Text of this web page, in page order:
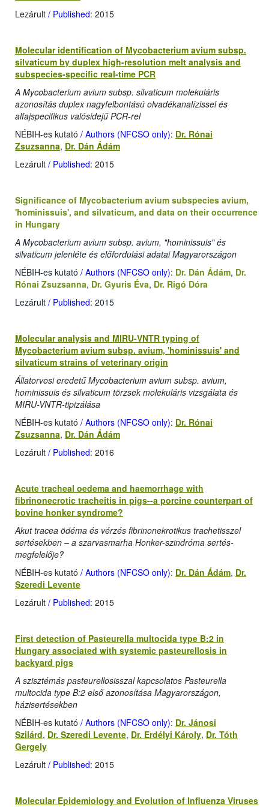
Lezárult / Published: 2015
Molecular identification of Mycobacterium avium subsp.
silvaticum by duplex high-resolution melt analysis and
subspecies-specific real-time PCR
A Mycobacterium avium subsp. silvaticum molekuláris
azonosítás duplex nagyfelbontású olvadékanalízissel és
alfajspecifikus valósidejű PCR-rel
NÉBIH-es kutató / Authors (NFCSO only): Dr. Rónai
Zsuzsanna, Dr. Dán Ádám
Lezárult / Published: 2015
Significance of Mycobacterium avium subspecies avium,
'hominissuis', and silvaticum, and data on their occurrence
in Hungary
A Mycobacterium avium subsp. avium, "hominissuis" és
silvaticum jelenléte és előfordulási adatai Magyarországon
NÉBIH-es kutató / Authors (NFCSO only): Dr. Dán Ádám, Dr.
Rónai Zsuzsanna, Dr. Gyuris Éva, Dr. Rigó Dóra
Lezárult / Published: 2015
Molecular analysis and MIRU-VNTR typing of
Mycobacterium avium subsp. avium, 'hominissuis' and
silvaticum strains of veterinary origin
Állatorvosi eredetű Mycobacterium avium subsp. avium,
hominissuis és silvaticum törzsek molekuláris vizsgálata és
MIRU-VNTR-tipizálása
NÉBIH-es kutató / Authors (NFCSO only): Dr. Rónai
Zsuzsanna, Dr. Dán Ádám
Lezárult / Published: 2016
Acute tracheal oedema and haemorrhage with
fibrinonecrotic tracheitis in pigs--a porcine counterpart of
bovine honker syndrome?
Akut tracea ödéma és vérzés fibrinonekrotikus trachetisszel
sertésekben – a szarvasmarha Honker-szindróma sertés-
megfelelője?
NÉBIH-es kutató / Authors (NFCSO only): Dr. Dán Ádám, Dr.
Szeredi Levente
Lezárult / Published: 2015
First detection of Pasteurella multocida type B:2 in
Hungary associated with systemic pasteurellosis in
backyard pigs
A szisztémás pasteurellosisszal kapcsolatos Pasteurella
multocida type B:2 első azonosítása Magyarországon,
házisertésekben
NÉBIH-es kutató / Authors (NFCSO only): Dr. Jánosi
Szilárd, Dr. Szeredi Levente, Dr. Erdélyi Károly, Dr. Tóth
Gergely
Lezárult / Published: 2015
Molecular Epidemiology and Evolution of Influenza Viruses